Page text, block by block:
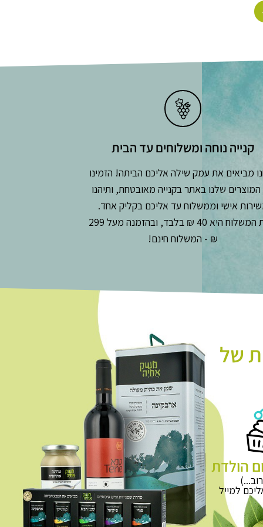
קנייה נוחה ומשלוחים עד הבית
מביאים את עמק שילה אליכם הביתה! הזמינו
שלנו באתר בקנייה מאובטחת, ותיהנו
אישי וממשלוח עד אליכם בקליק אחד.
עלות המשלוח היא 40 ₪ בלבד, ובהזמנה מעל 299
₪ - המשלוח חינם!
של
הולדת
למייל